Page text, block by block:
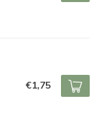
€1,75